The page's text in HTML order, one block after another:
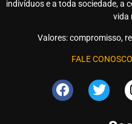
indivíduos e a toda sociedade, a
vida
Valores: compromisso,
FALE CONOSCO